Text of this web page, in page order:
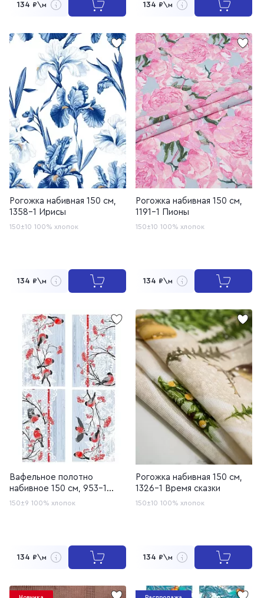
134 ₽\м 134 ₽\м
Рогожка набивная 150 см,
1358-1 Ирисы
150±10 100% хлопок
134 ₽\м
Рогожка набивная 150 см,
1191-1 Пионы
150±10 100% хлопок
134 ₽\м
Вафельное полотно
набивное 150 см, 953-1
Снегири
150±9 100% хлопок
134 ₽\м
Рогожка набивная 150 см,
1326-1 Время сказки
150±10 100% хлопок
134 ₽\м